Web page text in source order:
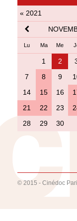
« 2021
Lu Ma Me
1 2
7
8 9
14
15 16
21
22 23
28
29 30
© 2015 - Cinédoc